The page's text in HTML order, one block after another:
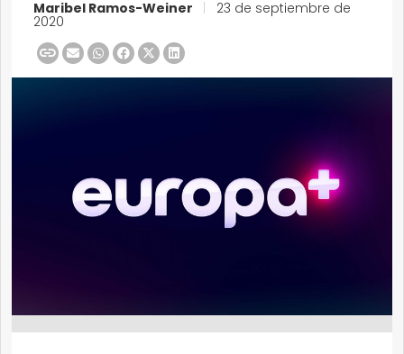
Maribel Ramos-Weiner 23 de septiembre de
2020